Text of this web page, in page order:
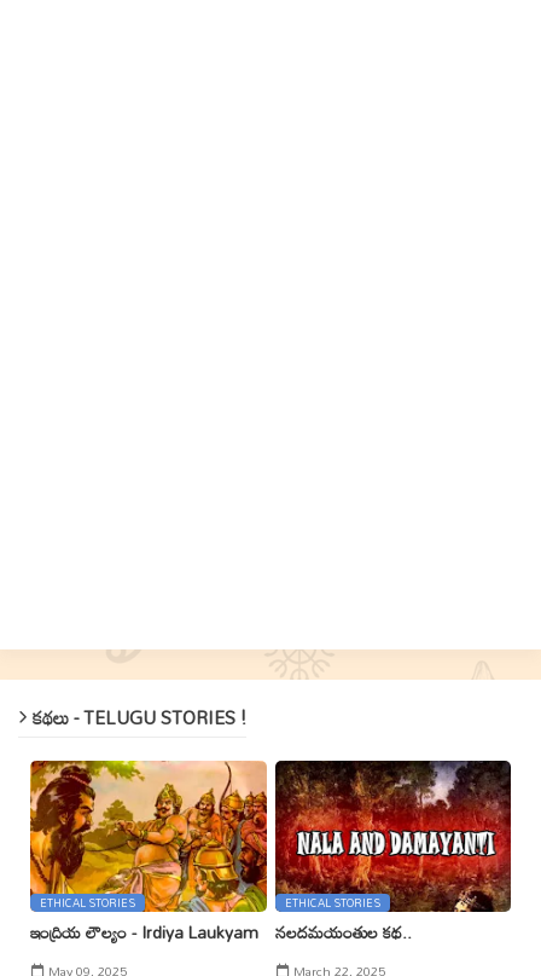
కథలు - TELUGU STORIES !
ETHICAL STORIES
ఇంద్రియ లౌల్యం - Irdiya Laukyam
ETHICAL STORIES
నలదమయంతుల కథ..